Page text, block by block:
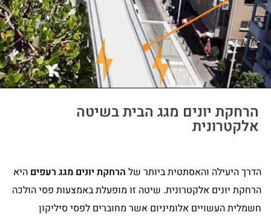
הרחקת יונים מגג הבית בשיטה
אלקטרונית
הדרך היעילה והאסתטית ביותר של הרחקת יונים מגג רעפים היא
הרחקת יונים אלקטרונית. שיטה זו מופעלת באמצעות פסי הולכה
חשמלית העשויים אלומיניום אשר מחוברים לפסי סיליקון